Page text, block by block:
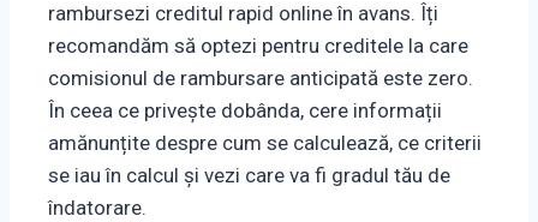
rambursezi creditul rapid online în avans. Îți
recomandăm să optezi pentru creditele la care
comisionul de rambursare anticipată este zero.
În ceea ce privește dobânda, cere informații
amănunțite despre cum se calculează, ce criterii
se iau în calcul și vezi care va fi gradul tău de
îndatorare.